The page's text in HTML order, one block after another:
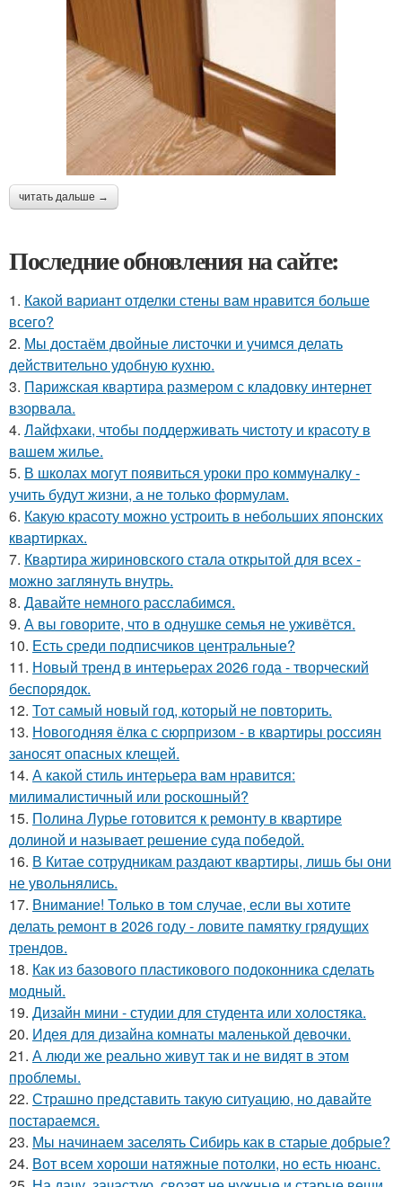
читать дальше →
Последние обновления на сайте:
1. Какой вариант отделки стены вам нравится больше
всего?
2. Мы достаём двойные листочки и учимся делать
действительно удобную кухню.
3. Парижская квартира размером с кладовку интернет
взорвала.
4. Лайфхаки, чтобы поддерживать чистоту и красоту в
вашем жилье.
5. В школах могут появиться уроки про коммуналку -
учить будут жизни, а не только формулам.
6. Какую красоту можно устроить в небольших японских
квартирках.
7. Квартира жириновского стала открытой для всех -
можно заглянуть внутрь.
8. Давайте немного расслабимся.
9. А вы говорите, что в однушке семья не уживётся.
10. Есть среди подписчиков центральные?
11. Новый тренд в интерьерах 2026 года - творческий
беспорядок.
12. Тот самый новый год, который не повторить.
13. Новогодняя ёлка с сюрпризом - в квартиры россиян
заносят опасных клещей.
14. А какой стиль интерьера вам нравится:
милималистичный или роскошный?
15. Полина Лурье готовится к ремонту в квартире
долиной и называет решение суда победой.
16. В Китае сотрудникам раздают квартиры, лишь бы они
не увольнялись.
17. Внимание! Только в том случае, если вы хотите
делать ремонт в 2026 году - ловите памятку грядущих
трендов.
18. Как из базового пластикового подоконника сделать
модный.
19. Дизайн мини - студии для студента или холостяка.
20. Идея для дизайна комнаты маленькой девочки.
21. А люди же реально живут так и не видят в этом
проблемы.
22. Страшно представить такую ситуацию, но давайте
постараемся.
23. Мы начинаем заселять Сибирь как в старые добрые?
24. Вот всем хороши натяжные потолки, но есть нюанс.